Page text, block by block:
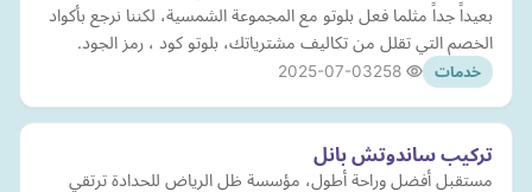
بعيداً جداً مثلما فعل بلوتو مع المجموعة الشمسية، لكننا نرجع بأكواد
الخصم التي تقلل من تكاليف مشترياتك، بلوتو كود ، رمز الجود.
خدمات 2025-07-03
تركيب ساندوتش بانل
مستقبل أفضل وراحة أطول، مؤسسة ظل الرياض للحدادة ترتقي